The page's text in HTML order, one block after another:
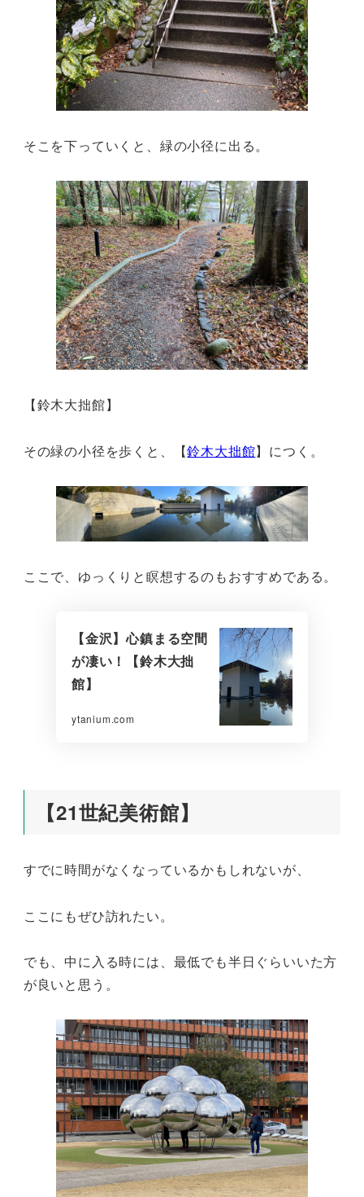
そこを下っていくと、緑の小径に出る。
【鈴木大拙館】
その緑の小径を歩くと、【鈴木大拙館】につく。
ここで、ゆっくりと瞑想するのもおすすめである。
【金沢】心鎮まる空間
が凄い！【鈴木大拙
館】
ytanium.com
【21世紀美術館】
すでに時間がなくなっているかもしれないが、
ここにもぜひ訪れたい。
でも、中に入る時には、最低でも半日ぐらいいた方
が良いと思う。